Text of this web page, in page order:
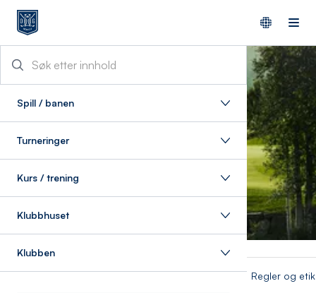
Spill / banen
Turneringer
Kurs / trening
Klubbhuset
Klubben
Booking / greenfee Regler og